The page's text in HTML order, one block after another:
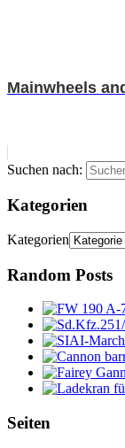
Mainwheels
Suchen nach:
Kategorien
Kategorien
Random Posts
Seiten